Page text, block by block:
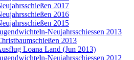
2017
2016
2015
Neujahrsschiessen 2013
2013
Loana Land (Jun 2013)
Neujahrsschiessen 2012